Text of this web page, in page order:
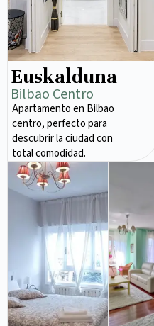
Euskalduna
Bilbao Centro
Apartamento en Bilbao
centro, perfecto para
descubrir la ciudad con
total comodidad.